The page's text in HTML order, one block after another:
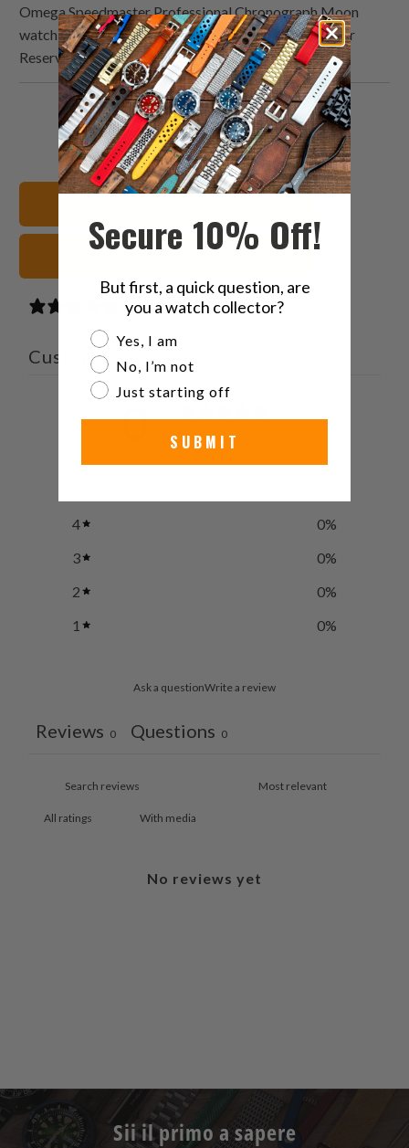
Omega Speedmaster Professional Chronograph Moon
watch, IWC Big Pilot Watch 5002 46mm 7 Day Power
Reserve
Condividi
questo
su
Twitter
Share
this
on
Facebook
Condividi
questo
su
Pinterest
Email
this
to
a
0 reviews
Customer reviews
0 / 5 0 reviews
4
0%
3
0%
2
0%
1
0%
Ask a questionWrite a review
Reviews 0 Questions 0
With media
No reviews yet
Sii il primo a sapere
Secure 10% Off!
But first, a quick question, are
you a watch collector?
Are you a watch collector?
Yes, I am
No, I’m not
Just starting off
SUBMIT